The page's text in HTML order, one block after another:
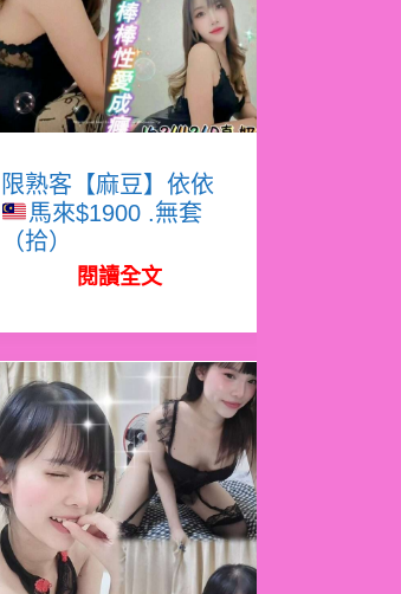
限熟客【麻豆】依依
馬來$1900 .無套
（拾）
閱讀全文